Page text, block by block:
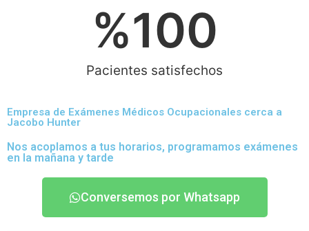
Pacientes satisfechos
%100
Empresa de Exámenes Médicos Ocupacionales cerca a
Jacobo Hunter
Nos acoplamos a tus horarios, programamos exámenes
en la mañana y tarde
Conversemos por Whatsapp